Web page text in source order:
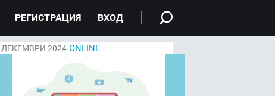
РЕГИСТРАЦИЯ ВХОД
ДЕКЕМВРИ 2024 ONLINE